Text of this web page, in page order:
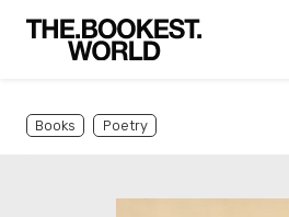
Books Poetry